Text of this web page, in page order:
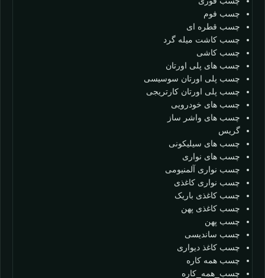
چسب فوم
چسب قطره ای
چسب کاشت میله گرد
چسب کاشی
چسب های پلی اورتان
چسب پلی اورتان سوسیسی
چسب پلی اورتان کارتریجی
چسب های خودرویی
چسب های واشر ساز
گریس
چسب های سیلیکونی
چسب های نواری
چسب نواری آلمنیومی
چسب نواری کاغذی
چسب کاغذی باریک
چسب کاغذی پهن
چسب پهن
چسب ساندیسی
چسب کاغذ دیواری
چسب همه کاره
چسب_همه_کاره